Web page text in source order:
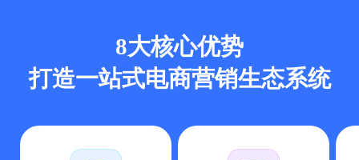
8大核心优势
打造一站式电商营销生态系统